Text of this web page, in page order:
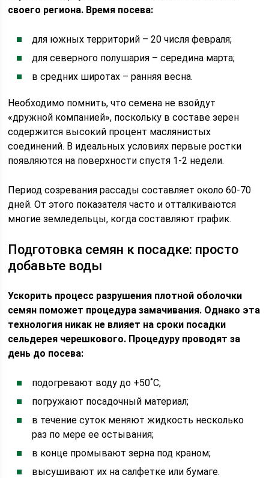
своего региона. Время посева:
для южных территорий – 20 числя февраля;
для северного полушария – середина марта;
в средних широтах – ранняя весна.
Необходимо помнить, что семена не взойдут
«дружной компанией», поскольку в составе зерен
содержится высокий процент маслянистых
соединений. В идеальных условиях первые ростки
появляются на поверхности спустя 1-2 недели.
Период созревания рассады составляет около 60-70
дней. От этого показателя часто и отталкиваются
многие земледельцы, когда составляют график.
Подготовка семян к посадке: просто
добавьте воды
Ускорить процесс разрушения плотной оболочки
семян поможет процедура замачивания. Однако эта
технология никак не влияет на сроки посадки
сельдерея черешкового. Процедуру проводят за
день до посева:
подогревают воду до +50˚С;
погружают посадочный материал;
в течение суток меняют жидкость несколько
раз по мере ее остывания;
в конце промывают зерна под краном;
высушивают их на салфетке или бумаге.